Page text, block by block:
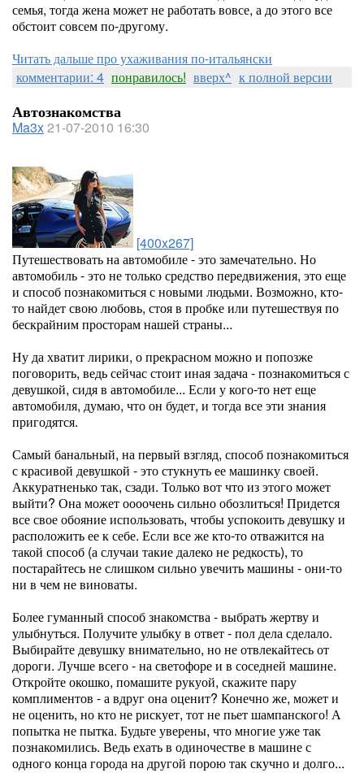
семья, тогда жена может не работать вовсе, а до этого все
обстоит совсем по-другому.
Читать дальше про ухаживания по-итальянски
комментарии: 4 понравилось! вверх^ к полной версии
Автознакомства
Ma3x21-07-2010 16:30
[400x267]
Путешествовать на автомобиле - это замечательно. Но
автомобиль - это не только средство передвижения, это еще
и способ познакомиться с новыми людьми. Возможно, кто-
то найдет свою любовь, стоя в пробке или путешествуя по
бескрайним просторам нашей страны...
Ну да хватит лирики, о прекрасном можно и попозже
поговорить, ведь сейчас стоит иная задача - познакомиться с
девушкой, сидя в автомобиле... Если у кого-то нет еще
автомобиля, думаю, что он будет, и тогда все эти знания
пригодятся.
Самый банальный, на первый взгляд, способ познакомиться
с красивой девушкой - это стукнуть ее машинку своей.
Аккуратненько так, сзади. Только вот что из этого может
выйти? Она может оооочень сильно обозлиться! Придется
все свое обояние использовать, чтобы успокоить девушку и
расположить ее к себе. Если все же кто-то отважится на
такой способ (а случаи такие далеко не редкость), то
постарайтесь не слишком сильно увечить машины - они-то
ни в чем не виноваты.
Более гуманный способ знакомства - выбрать жертву и
улыбнуться. Получите улыбку в ответ - пол дела сделало.
Выбирайте девушку внимательно, но не отвлекайтесь от
дороги. Лучше всего - на светофоре и в соседней машине.
Откройте окошко, помашите рукуой, скажите пару
комплиментов - а вдруг она оценит? Конечно же, может и
не оценить, но кто не рискует, тот не пьет шампанского! А
попытка не пытка. Будьте уверены, что многие уже так
познакомились. Ведь ехать в одиночестве в машине с
одного конца города на другой порою так скучно и долго...